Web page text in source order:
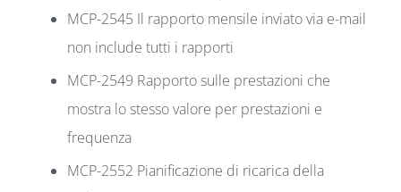
MCP-2545 Il rapporto mensile inviato via e-mail
non include tutti i rapporti
MCP-2549 Rapporto sulle prestazioni che
mostra lo stesso valore per prestazioni e
frequenza
MCP-2552 Pianificazione di ricarica della